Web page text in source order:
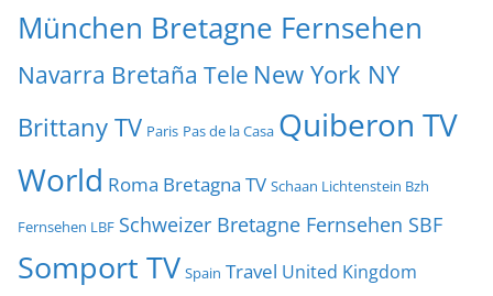
München Bretagne Fernsehen
Navarra Bretaña Tele New York NY
Brittany TV Paris Pas de la Casa Quiberon TV
World Roma Bretagna TV Schaan Lichtenstein Bzh
Fernsehen LBF Schweizer Bretagne Fernsehen SBF
Somport TV Spain Travel United Kingdom